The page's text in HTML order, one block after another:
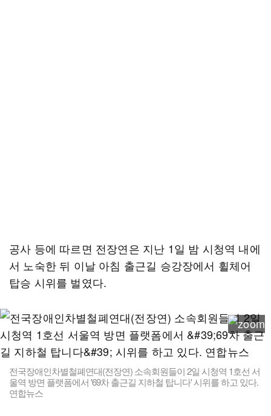
공사 등에 따르면 전장연은 지난 1일 밤 시청역 내에
서 노숙한 뒤 이날 아침 출근길 승강장에서 휠체어
탑승 시위를 벌였다.
전국장애인차별철폐연대(전장연) 소속회원들이 2일 시청역 1호선 서
울역 방면 플랫폼에서 '69차 출근길 지하철 탑니다' 시위를 하고 있다.
연합뉴스